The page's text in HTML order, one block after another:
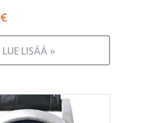
€
LUE LISÄÄ »